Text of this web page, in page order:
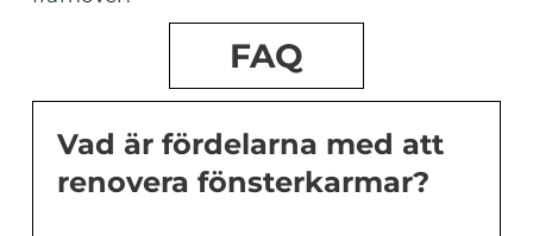
FAQ
Vad är fördelarna med att
renovera fönsterkarmar?